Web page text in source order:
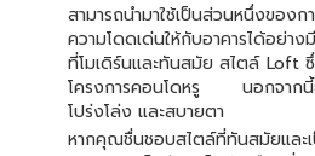
สามารถนำมาใช้เป็นส่วนหนึ่งของ
ความโดดเด่นให้กับอาคารได้อย่าง
ที่โมเดิร์นและทันสมัย สไตล์ Loft
โครงการคอนโดหรู นอกจากนี้
โปร่งโล่ง และสบายตา
หากคุณชื่นชอบสไตล์ที่ทันสมัยแล